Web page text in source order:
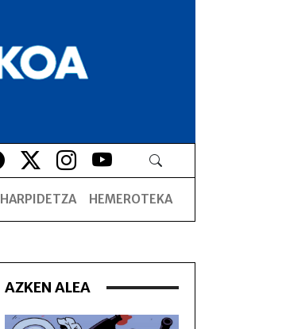
Lehio berrian irekiko da
Lehio berrian irekiko da
Lehio berrian irekiko da
Lehio berrian irekiko da
HARPIDETZA HEMEROTEKA
AZKEN ALEA